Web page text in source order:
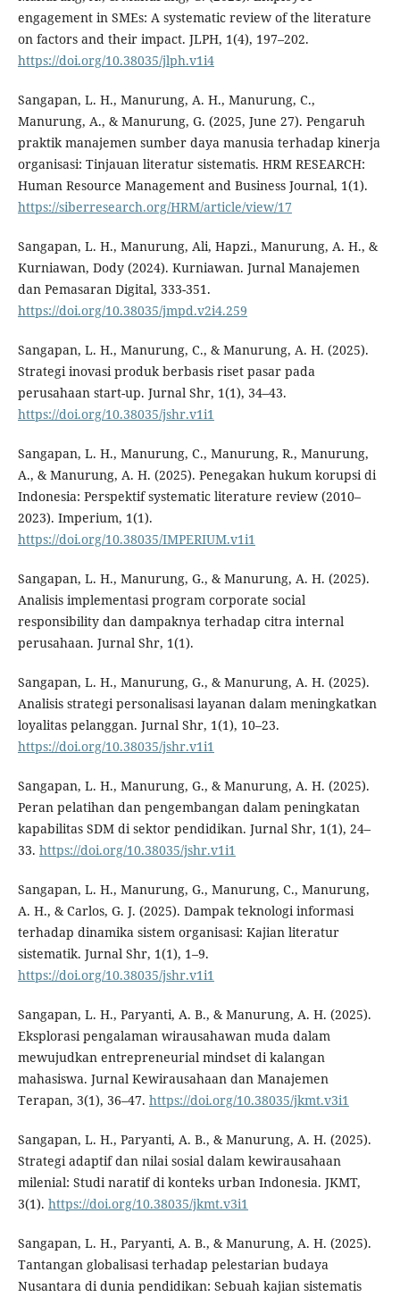
engagement in SMEs: A systematic review of the literature
on factors and their impact. JLPH, 1(4), 197–202.
https://doi.org/10.38035/jlph.v1i4
Sangapan, L. H., Manurung, A. H., Manurung, C.,
Manurung, A., & Manurung, G. (2025, June 27). Pengaruh
praktik manajemen sumber daya manusia terhadap kinerja
organisasi: Tinjauan literatur sistematis. HRM RESEARCH:
Human Resource Management and Business Journal, 1(1).
https://siberresearch.org/HRM/article/view/17
Sangapan, L. H., Manurung, Ali, Hapzi., Manurung, A. H., &
Kurniawan, Dody (2024). Kurniawan. Jurnal Manajemen
dan Pemasaran Digital, 333-351.
https://doi.org/10.38035/jmpd.v2i4.259
Sangapan, L. H., Manurung, C., & Manurung, A. H. (2025).
Strategi inovasi produk berbasis riset pasar pada
perusahaan start-up. Jurnal Shr, 1(1), 34–43.
https://doi.org/10.38035/jshr.v1i1
Sangapan, L. H., Manurung, C., Manurung, R., Manurung,
A., & Manurung, A. H. (2025). Penegakan hukum korupsi di
Indonesia: Perspektif systematic literature review (2010–
2023). Imperium, 1(1).
https://doi.org/10.38035/IMPERIUM.v1i1
Sangapan, L. H., Manurung, G., & Manurung, A. H. (2025).
Analisis implementasi program corporate social
responsibility dan dampaknya terhadap citra internal
perusahaan. Jurnal Shr, 1(1).
Sangapan, L. H., Manurung, G., & Manurung, A. H. (2025).
Analisis strategi personalisasi layanan dalam meningkatkan
loyalitas pelanggan. Jurnal Shr, 1(1), 10–23.
https://doi.org/10.38035/jshr.v1i1
Sangapan, L. H., Manurung, G., & Manurung, A. H. (2025).
Peran pelatihan dan pengembangan dalam peningkatan
kapabilitas SDM di sektor pendidikan. Jurnal Shr, 1(1), 24–
33. https://doi.org/10.38035/jshr.v1i1
Sangapan, L. H., Manurung, G., Manurung, C., Manurung,
A. H., & Carlos, G. J. (2025). Dampak teknologi informasi
terhadap dinamika sistem organisasi: Kajian literatur
sistematik. Jurnal Shr, 1(1), 1–9.
https://doi.org/10.38035/jshr.v1i1
Sangapan, L. H., Paryanti, A. B., & Manurung, A. H. (2025).
Eksplorasi pengalaman wirausahawan muda dalam
mewujudkan entrepreneurial mindset di kalangan
mahasiswa. Jurnal Kewirausahaan dan Manajemen
Terapan, 3(1), 36–47. https://doi.org/10.38035/jkmt.v3i1
Sangapan, L. H., Paryanti, A. B., & Manurung, A. H. (2025).
Strategi adaptif dan nilai sosial dalam kewirausahaan
milenial: Studi naratif di konteks urban Indonesia. JKMT,
3(1). https://doi.org/10.38035/jkmt.v3i1
Sangapan, L. H., Paryanti, A. B., & Manurung, A. H. (2025).
Tantangan globalisasi terhadap pelestarian budaya
Nusantara di dunia pendidikan: Sebuah kajian sistematis